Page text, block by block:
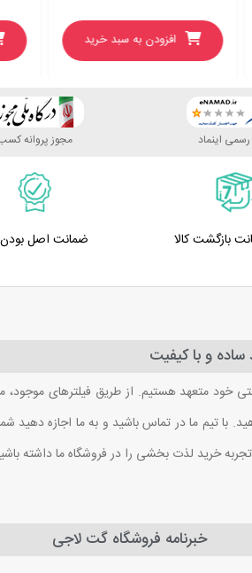
افزودن به سبد خرید
اینماد مجوز پروانه
ضمانت اصل بودن
و با کیفیت
خود متعهد هستیم. از طریق فیلترهای موجود،
تیم ما در تماس باشید و به ما اجازه دهید
خرید لذت بخشی را در فروشگاه ما داشته
خبرنامه فروشگاه گت لاجی